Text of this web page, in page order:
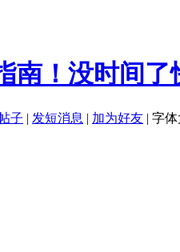
南！没时间了
子 | 发短消息 | 加为好友 | 字体